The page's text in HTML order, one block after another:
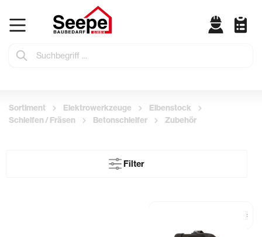
Sortiment Elektrowerkzeuge
Eibenstock
Schleifen / Fräsen
Betonschleifer Zubehör
Filter